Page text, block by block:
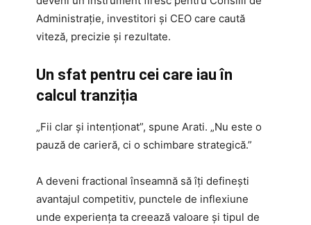
Administrație, investitori și CEO care caută
viteză, precizie și rezultate.
Un sfat pentru cei care iau în
calcul tranziția
„Fii clar și intenționat”, spune Arati. „Nu este o
pauză de carieră, ci o schimbare strategică.”
A deveni fractional înseamnă să îți definești
avantajul competitiv, punctele de inflexiune
unde experiența ta creează valoare și tipul de